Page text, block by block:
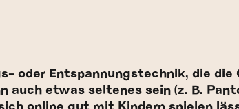
oder Entspannungstechnik, die die
auch etwas seltenes sein (z. B.